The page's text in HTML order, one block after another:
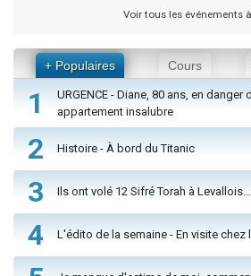
Voir tous les événements
+ Populaires Cours
1
URGENCE - Diane, 80 ans, en danger
appartement insalubre
2 Histoire - À bord du Titanic
3 Ils ont volé 12 Sifré Torah à
4 L'édito de la semaine - En visite chez